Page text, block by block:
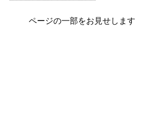
ページの一部をお見せします